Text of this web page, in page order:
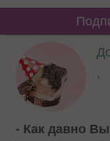
,
- Как давно